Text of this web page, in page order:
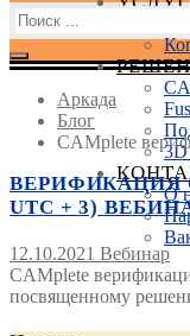
О
Найти:
Аркада
Блог
CAMplete
ВЕРИФИКАЦИЯ
UTC + 3)
12.10.2021 Вебинар
CAMplete
посвященному